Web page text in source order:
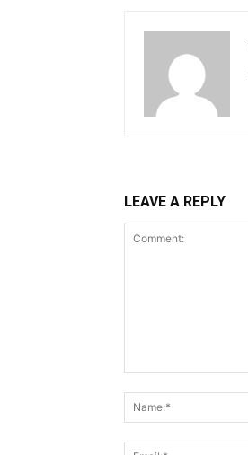
LEAVE A REPLY